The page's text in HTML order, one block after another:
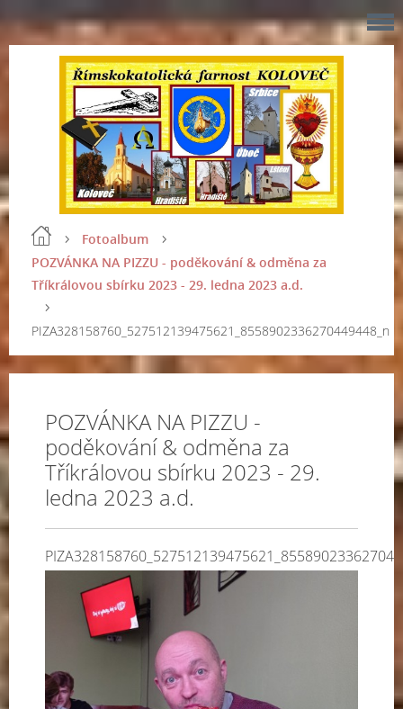
Fotoalbum
POZVÁNKA NA PIZZU - poděkování & odměna za
Tříkrálovou sbírku 2023 - 29. ledna 2023 a.d.
PIZA328158760_527512139475621_8558902336270449448_n
POZVÁNKA NA PIZZU -
poděkování & odměna za
Tříkrálovou sbírku 2023 - 29.
ledna 2023 a.d.